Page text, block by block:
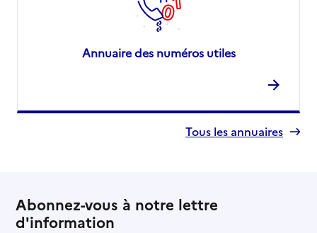
Annuaire des numéros utiles
Tous les annuaires
Abonnez-vous à notre lettre
d'information